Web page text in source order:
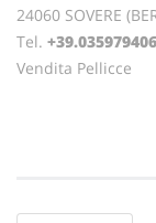
24060 SOVERE
Tel. +39.035979406
Vendita Pellicce